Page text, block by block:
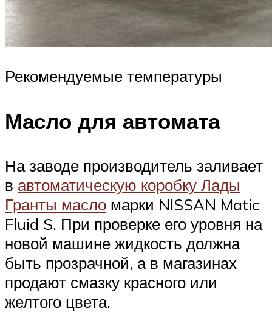
Рекомендуемые температуры
Масло для автомата
На заводе производитель заливает
в автоматическую коробку Лады
Гранты масло марки NISSAN Matic
Fluid S. При проверке его уровня на
новой машине жидкость должна
быть прозрачной, а в магазинах
продают смазку красного или
желтого цвета.